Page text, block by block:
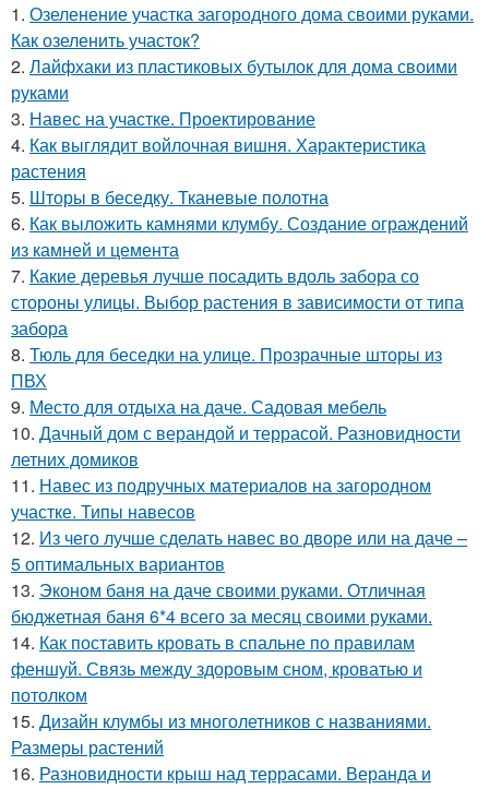
1. Озеленение участка загородного дома своими руками.
Как озеленить участок?
2. Лайфхаки из пластиковых бутылок для дома своими
руками
3. Навес на участке. Проектирование
4. Как выглядит войлочная вишня. Характеристика
растения
5. Шторы в беседку. Тканевые полотна
6. Как выложить камнями клумбу. Создание ограждений
из камней и цемента
7. Какие деревья лучше посадить вдоль забора со
стороны улицы. Выбор растения в зависимости от типа
забора
8. Тюль для беседки на улице. Прозрачные шторы из
ПВХ
9. Место для отдыха на даче. Садовая мебель
10. Дачный дом с верандой и террасой. Разновидности
летних домиков
11. Навес из подручных материалов на загородном
участке. Типы навесов
12. Из чего лучше сделать навес во дворе или на даче –
5 оптимальных вариантов
13. Эконом баня на даче своими руками. Отличная
бюджетная баня 6*4 всего за месяц своими руками.
14. Как поставить кровать в спальне по правилам
феншуй. Связь между здоровым сном, кроватью и
потолком
15. Дизайн клумбы из многолетников с названиями.
Размеры растений
16. Разновидности крыш над террасами. Веранда и